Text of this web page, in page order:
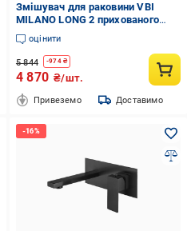
Змішувач для раковини VBI
MILANO LONG 2 прихованого
монтажу Black (2958591530)
оцінити
5 844 -974₴
4 870 ₴/шт.
Привеземо Доставимо